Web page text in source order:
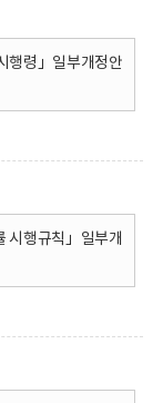
행령」일부개정안
시행규칙」일부개